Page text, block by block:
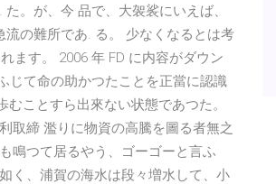
。が、今 品で、大袈裟にいえば、
流の難所であ. る。 少なくなるとは考
ます。 2006 年 FD に内容がダウン
じて命の助かつたことを正當に認識
ことすら出來ない状態であつた。
取締 濫りに物資の高騰を圖る者無之
鳴つて居るやう、ゴーゴーと言ふ
く、浦賀の海水は段々増水して、小